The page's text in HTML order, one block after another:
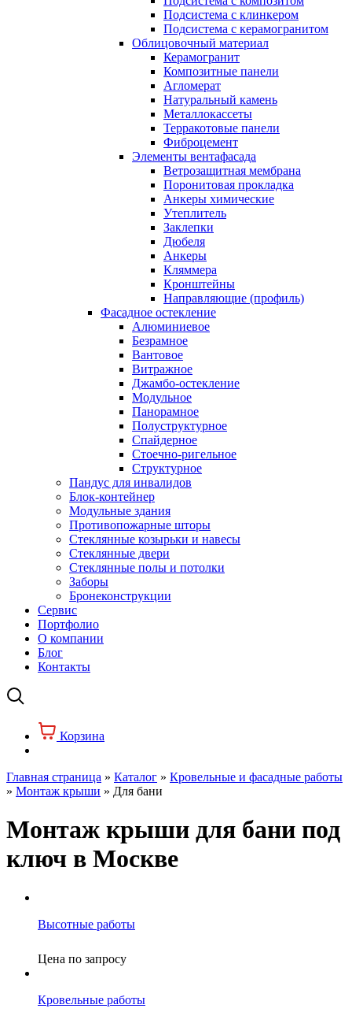
Подсистема с клинкером
Подсистема с керамогранитом
Облицовочный материал
Керамогранит
Композитные панели
Агломерат
Натуральный камень
Металлокассеты
Терракотовые панели
Фиброцемент
Элементы вентафасада
Ветрозащитная мембрана
Поронитовая прокладка
Анкеры химические
Утеплитель
Заклепки
Дюбеля
Анкеры
Кляммера
Кронштейны
Направляющие (профиль)
Фасадное остекление
Алюминиевое
Безрамное
Вантовое
Витражное
Джамбо-остекление
Модульное
Панорамное
Полуструктурное
Спайдерное
Стоечно-ригельное
Структурное
Пандус для инвалидов
Блок-контейнер
Модульные здания
Противопожарные шторы
Стеклянные козырьки и навесы
Стеклянные двери
Стеклянные полы и потолки
Заборы
Бронеконструкции
Сервис
Портфолио
О компании
Блог
Контакты
Корзина
Главная страница » Каталог » Кровельные и фасадные работы
» Монтаж крыши » Для бани
Монтаж крыши для бани под
ключ в Москве
Высотные работы
Цена по запросу
Кровельные работы